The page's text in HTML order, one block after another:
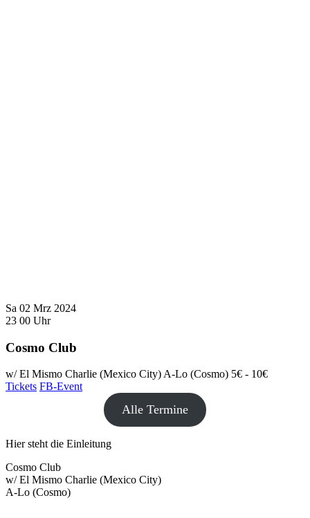
Sa 02 Mrz 2024
23 00 Uhr
Cosmo Club
w/ El Mismo Charlie (Mexico City) A-Lo (Cosmo) 5€ - 10€
Tickets FB-Event
Alle Termine
Hier steht die Einleitung
Cosmo Club
w/ El Mismo Charlie (Mexico City)
A-Lo (Cosmo)